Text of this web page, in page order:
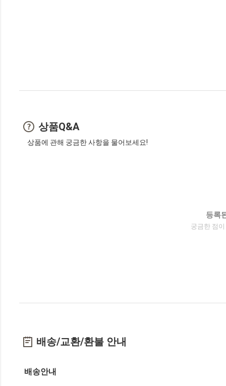
상품Q&A
상품에 관해 궁금한 사항을 물어보세요!
등록
궁금한 점
배송/교환/환불 안내
배송안내